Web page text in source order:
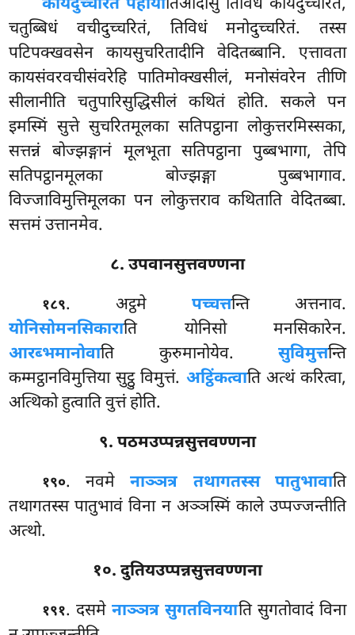
कायदुच्चरितं पहायातिआदीसु तिविधं कायदुच्चरितं,
चतुब्बिधं वचीदुच्चरितं, तिविधं मनोदुच्चरितं. तस्स
पटिपक्खवसेन कायसुचरितादीनि वेदितब्बानि. एत्तावता
कायसंवरवचीसंवरेहि पातिमोक्खसीलं, मनोसंवरेन तीणि
सीलानीति चतुपारिसुद्धिसीलं कथितं होति. सकले पन
इमस्मिं सुत्ते सुचरितमूलका सतिपट्ठाना लोकुत्तरमिस्सका,
सत्तन्नं बोज्झङ्गानं मूलभूता सतिपट्ठाना पुब्बभागा, तेपि
सतिपट्ठानमूलका बोज्झङ्गा पुब्बभागाव.
विज्जाविमुत्तिमूलका पन लोकुत्तराव कथिताति वेदितब्बा.
सत्तमं उत्तानमेव.
८. उपवानसुत्तवण्णना
१८९. अट्ठमे पच्चत्तन्ति अत्तनाव.
योनिसोमनसिकाराति योनिसो मनसिकारेन.
आरब्भमानोवाति कुरुमानोयेव. सुविमुत्तन्ति
कम्मट्ठानविमुत्तिया सुट्ठु विमुत्तं. अट्ठिंकत्वाति अत्थं करित्वा,
अत्थिको हुत्वाति वुत्तं होति.
९. पठमउप्पन्नसुत्तवण्णना
१९०. नवमेनाञ्ञत्र तथागतस्स पातुभावाति
तथागतस्स पातुभावं विना न अञ्ञस्मिं काले उप्पज्जन्तीति
अत्थो.
१०. दुतियउप्पन्नसुत्तवण्णना
१९१. दसमेनाञ्ञत्र सुगतविनयाति सुगतोवादं विना